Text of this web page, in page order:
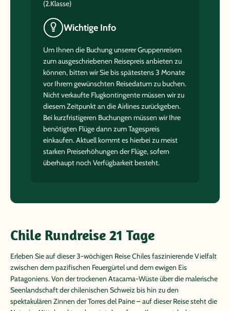
(2.Klasse)
Wichtige Info
Um Ihnen die Buchung unserer Gruppenreisen
zum ausgeschriebenen Reisepreis anbieten zu
können, bitten wir Sie bis spätestens 3 Monate
vor Ihrem gewünschten Reisedatum zu buchen.
Nicht verkaufte Flugkontingente müssen wir zu
diesem Zeitpunkt an die Airlines zurückgeben.
Bei kurzfristigeren Buchungen müssen wir Ihre
benötigten Flüge dann zum Tagespreis
einkaufen. Aktuell kommt es hierbei zu meist
starken Preiserhöhungen der Flüge, sofern
überhaupt noch Verfügbarkeit besteht.
Chile Rundreise 21 Tage
Erleben Sie auf dieser 3-wöchigen Reise Chiles faszinierende Vielfalt
zwischen dem pazifischen Feuergürtel und dem ewigen Eis
Patagoniens. Von der trockenen Atacama-Wüste über die malerische
Seenlandschaft der chilenischen Schweiz bis hin zu den
spektakulären Zinnen der Torres del Paine – auf dieser Reise steht die